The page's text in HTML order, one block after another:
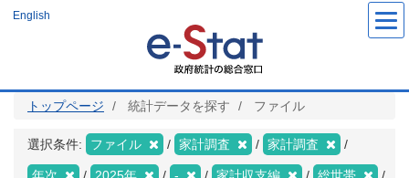
ツ
English
トップページ 統計データを探す ファイル
選択条件: ファイル 家計調査 家計調査